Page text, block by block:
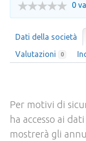
0
Dati della società
Valutazioni 0
Per motivi di
ha accesso ai
mostrerà gli